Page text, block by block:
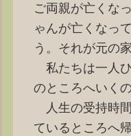
ご両親が亡くな
ゃんが亡くなっ
う。それが元の
私たちは一人
のところへいく
人生の受持時
ているところへ